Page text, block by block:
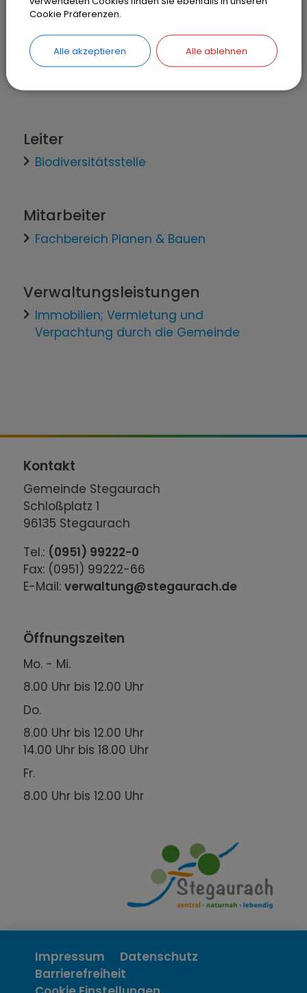
Nachbarschaftliches Autoteilen
Agenda Arbeitskreis - Essbare
Wildpflanzen - Geschenke der Natur
Gemeinde Stegaurach - Umwelttag
Leiter
Biodiversitätsstelle
Mitarbeiter
Fachbereich Planen & Bauen
Verwaltungsleistungen
Immobilien; Vermietung und
Verpachtung durch die Gemeinde
Kontakt
Gemeinde Stegaurach
Schloßplatz 1
96135 Stegaurach
Tel.: (0951) 99222-0
Fax: (0951) 99222-66
E-Mail:verwaltung@stegaurach.de
Öffnungszeiten
Mo. - Mi.
8.00 Uhr bis 12.00 Uhr
Do.
8.00 Uhr bis 12.00 Uhr
14.00 Uhr bis 18.00 Uhr
Fr.
8.00 Uhr bis 12.00 Uhr
Impressum
Datenschutz
Barrierefreiheit
Cookie Präferenzen.
Alle akzeptieren Alle ablehnen